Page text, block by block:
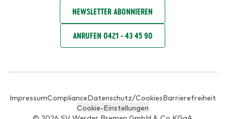
NEWSLETTER ABONNIEREN
ANRUFEN 0421 - 43 45 90
ImpressumComplianceDatenschutz/CookiesBarrierefreiheit
Cookie-Einstellungen